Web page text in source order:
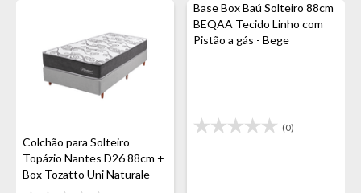
Colchão para Solteiro
Topázio Nantes D26 88cm +
Box Tozatto Uni Naturale
Base Box Baú Solteiro 88cm
BEQAA Tecido Linho com
Pistão a gás - Bege
(0)